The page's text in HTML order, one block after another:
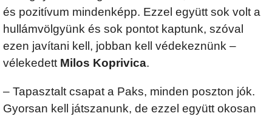
és pozitívum mindenképp. Ezzel együtt sok volt a
hullámvölgyünk és sok pontot kaptunk, szóval
ezen javítani kell, jobban kell védekeznünk –
vélekedett Milos Koprivica.
– Tapasztalt csapat a Paks, minden poszton jók.
Gyorsan kell játszanunk, de ezzel együtt okosan